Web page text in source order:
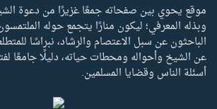
موقع يحوي بين صفحاته جمعًا غزيرًا من دعوة
وبذله المعرفي؛ ليكون منارًا يتجمع حوله
الباحثون عن سبل الاعتصام والرشاد، نبراسًا
عن الشيخ وأحواله ومحطات حياته، دليلًا جامعًا
أسئلة الناس وقضايا المسلمين.